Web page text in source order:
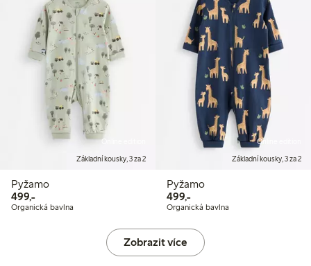
Online edition
Základní kousky, 3 za 2
Pyžamo
499,-499,00 Kč
Organická bavlna
Online edition
Základní kousky, 3 za 2
Pyžamo
499,-499,00 Kč
Organická bavlna
Zobrazit více